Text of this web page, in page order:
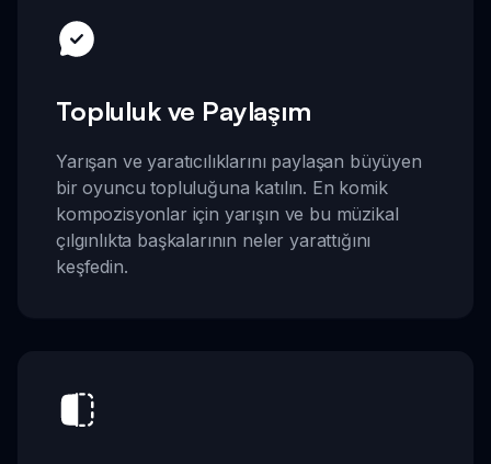
Topluluk ve Paylaşım
Yarışan ve yaratıcılıklarını paylaşan büyüyen
bir oyuncu topluluğuna katılın. En komik
kompozisyonlar için yarışın ve bu müzikal
çılgınlıkta başkalarının neler yarattığını
keşfedin.